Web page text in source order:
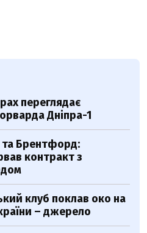
переглядає
Дніпра-1
та Брентфорд:
контракт з
клуб поклав око на
– джерело